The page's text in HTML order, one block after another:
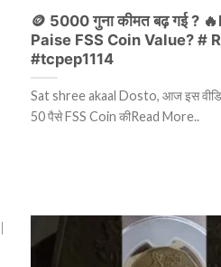
🪙 5000 गुना कीमत बढ़ गई ?
Paise FSS Coin Value? #
#tcpep1114
Sat shree akaal Dosto, आज इस
50 पैसे FSS Coin कीRead More..